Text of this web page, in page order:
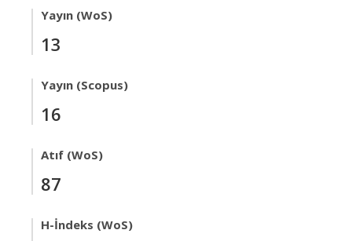
Yayın (WoS)
13
Yayın (Scopus)
16
Atıf (WoS)
87
H-İndeks (WoS)